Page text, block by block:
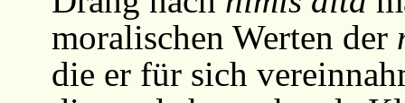
moralischen Werten der
die er für sich